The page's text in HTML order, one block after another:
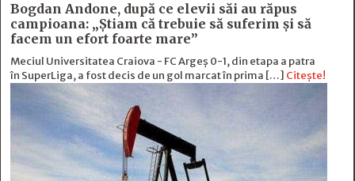
Bogdan Andone, după ce elevii săi au răpus
campioana: „Ştiam că trebuie să suferim şi să
facem un efort foarte mare”
Meciul Universitatea Craiova - FC Argeș 0-1, din etapa a patra
în SuperLiga, a fost decis de un gol marcat în prima […] Citește!